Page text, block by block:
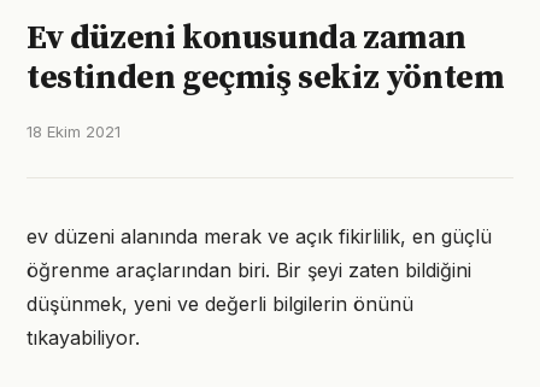
Ev düzeni konusunda zaman
testinden geçmiş sekiz yöntem
18 Ekim 2021
ev düzeni alanında merak ve açık fikirlilik, en güçlü
öğrenme araçlarından biri. Bir şeyi zaten bildiğini
düşünmek, yeni ve değerli bilgilerin önünü
tıkayabiliyor.